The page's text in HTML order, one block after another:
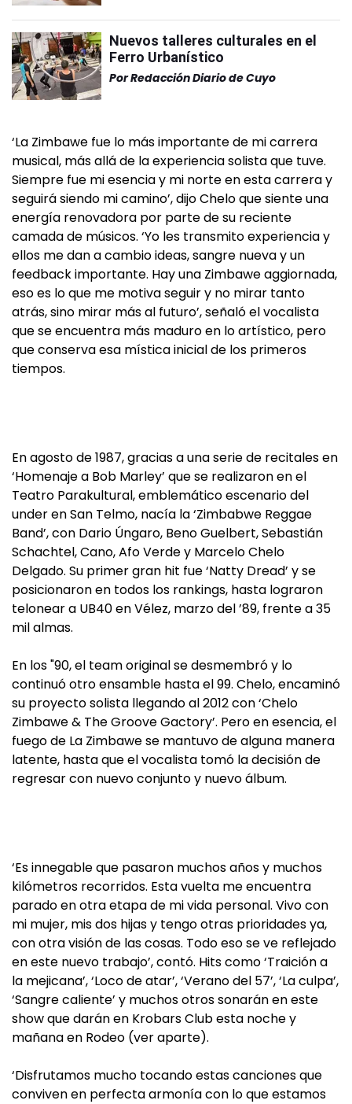
Nuevos talleres culturales en el
Ferro Urbanístico
PorRedacción Diario de Cuyo
‘La Zimbawe fue lo más importante de mi carrera
musical, más allá de la experiencia solista que tuve.
Siempre fue mi esencia y mi norte en esta carrera y
seguirá siendo mi camino’, dijo Chelo que siente una
energía renovadora por parte de su reciente
camada de músicos. ‘Yo les transmito experiencia y
ellos me dan a cambio ideas, sangre nueva y un
feedback importante. Hay una Zimbawe aggiornada,
eso es lo que me motiva seguir y no mirar tanto
atrás, sino mirar más al futuro’, señaló el vocalista
que se encuentra más maduro en lo artístico, pero
que conserva esa mística inicial de los primeros
tiempos.
En agosto de 1987, gracias a una serie de recitales en
‘Homenaje a Bob Marley’ que se realizaron en el
Teatro Parakultural, emblemático escenario del
under en San Telmo, nacía la ‘Zimbabwe Reggae
Band’, con Dario Úngaro, Beno Guelbert, Sebastián
Schachtel, Cano, Afo Verde y Marcelo Chelo
Delgado. Su primer gran hit fue ‘Natty Dread’ y se
posicionaron en todos los rankings, hasta lograron
telonear a UB40 en Vélez, marzo del ’89, frente a 35
mil almas.
En los "90, el team original se desmembró y lo
continuó otro ensamble hasta el 99. Chelo, encaminó
su proyecto solista llegando al 2012 con ‘Chelo
Zimbawe & The Groove Gactory’. Pero en esencia, el
fuego de La Zimbawe se mantuvo de alguna manera
latente, hasta que el vocalista tomó la decisión de
regresar con nuevo conjunto y nuevo álbum.
‘Es innegable que pasaron muchos años y muchos
kilómetros recorridos. Esta vuelta me encuentra
parado en otra etapa de mi vida personal. Vivo con
mi mujer, mis dos hijas y tengo otras prioridades ya,
con otra visión de las cosas. Todo eso se ve reflejado
en este nuevo trabajo’, contó. Hits como ‘Traición a
la mejicana’, ‘Loco de atar’, ‘Verano del 57’, ‘La culpa’,
‘Sangre caliente’ y muchos otros sonarán en este
show que darán en Krobars Club esta noche y
mañana en Rodeo (ver aparte).
‘Disfrutamos mucho tocando estas canciones que
conviven en perfecta armonía con lo que estamos